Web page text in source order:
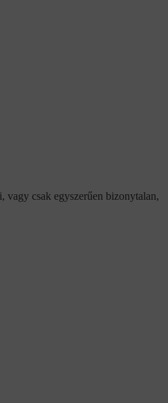
vagy csak egyszerűen bizonytalan,